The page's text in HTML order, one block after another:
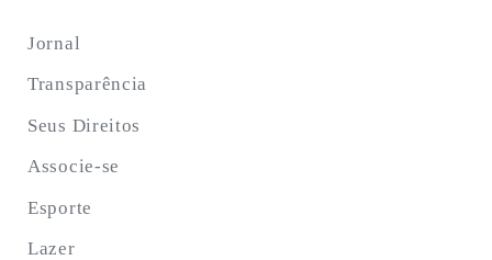
Jornal
Transparência
Seus Direitos
Associe-se
Esporte
Lazer